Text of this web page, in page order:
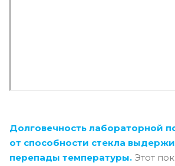
Долговечность лабораторной
от способности стекла
перепады температуры. Этот